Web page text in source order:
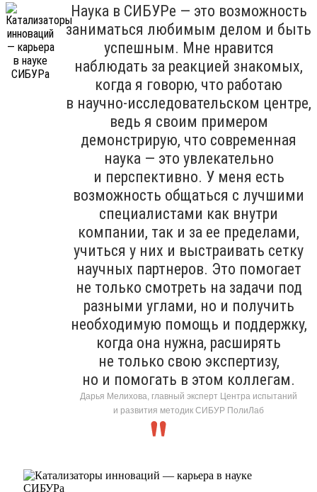
Наука в СИБУРе — это возможность
заниматься любимым делом и быть
успешным. Мне нравится
наблюдать за реакцией знакомых,
когда я говорю, что работаю
в научно-исследовательском центре,
ведь я своим примером
демонстрирую, что современная
наука — это увлекательно
и перспективно. У меня есть
возможность общаться с лучшими
специалистами как внутри
компании, так и за ее пределами,
учиться у них и выстраивать сетку
научных партнеров. Это помогает
не только смотреть на задачи под
разными углами, но и получить
необходимую помощь и поддержку,
когда она нужна, расширять
не только свою экспертизу,
но и помогать в этом коллегам.
Дарья Мелихова, главный эксперт Центра испытаний
и развития методик СИБУР ПолиЛаб